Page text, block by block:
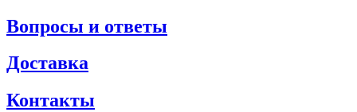
Вопросы и ответы
Доставка
Контакты